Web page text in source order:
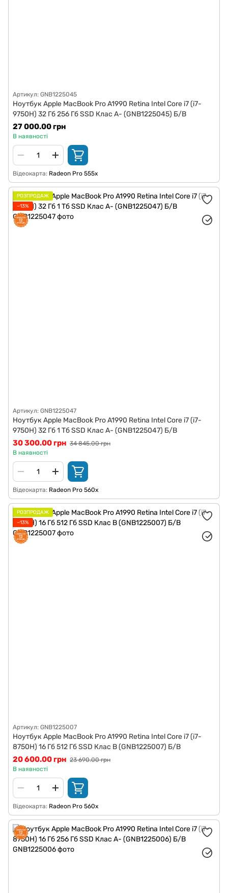
Артикул: GNB1225045
Ноутбук Apple MacBook Pro A1990 Retina Intel Core i7 (i7-
9750H) 32 Гб 256 Гб SSD Клас A- (GNB1225045) Б/В
27 000.00 грн
В наявності
Відеокарта Radeon Pro 555x
РОЗПРОДАЖ
−13%
Артикул: GNB1225047
Ноутбук Apple MacBook Pro A1990 Retina Intel Core i7 (i7-
9750H) 32 Гб 1 Тб SSD Клас A- (GNB1225047) Б/В
30 300.00 грн 34 845.00 грн
В наявності
Відеокарта Radeon Pro 560x
РОЗПРОДАЖ
−13%
Артикул: GNB1225007
Ноутбук Apple MacBook Pro A1990 Retina Intel Core i7 (i7-
8750H) 16 Гб 512 Гб SSD Клас B (GNB1225007) Б/В
20 600.00 грн 23 690.00 грн
В наявності
Відеокарта Radeon Pro 560x